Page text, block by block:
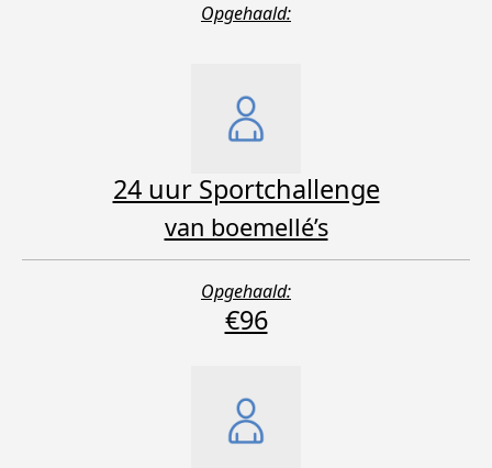
Opgehaald:
24 uur Sportchallenge
van boemellé’s
Opgehaald:
€96